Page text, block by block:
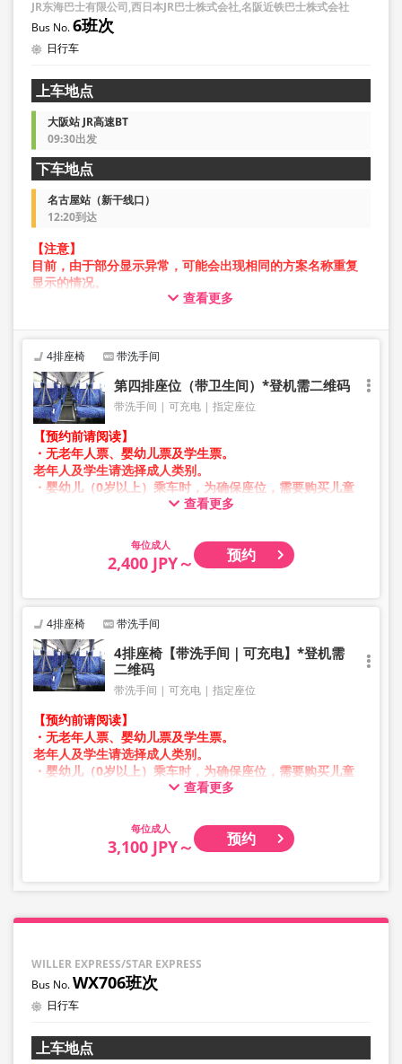
JR东海巴士有限公司,西日本JR巴士株式会社,名阪近铁巴士株式会社
6班次
日行车
上车地点
大阪站 JR高速BT
09:30出发
下车地点
名古屋站（新干线口）
12:20到达
【注意】
目前，由于部分显示异常，可能会出现相同的方案名称重复
显示的情况。
在此情况下，预约操作过程中可能会发生错误。
的方案进行预约。
查看更多
4排座椅 带洗手间
第四排座位（带卫生间）*登机需二维码
带洗手间 可充电 指定座位
【预约前请阅读】
・无老年人票、婴幼儿票及学生票。
老年人及学生请选择成人类别。
・婴幼儿（0岁以上）乘车时，为确保座位，需要购买儿童
・凌晨1点至5点期间因系统维护，无法进行预约。
・库存情况并非实时显示。
・价格会根据销售日期及班次随时变动。预约前请确认购买
时的销售价格。
・部分站点可能无法办理乘降服务。
查看更多
成人
2,400 JPY～ 预约
4排座椅 带洗手间
4排座椅【带洗手间｜可充电】*登机需
二维码
带洗手间 可充电 指定座位
【预约前请阅读】
・无老年人票、婴幼儿票及学生票。
老年人及学生请选择成人类别。
・婴幼儿（0岁以上）乘车时，为确保座位，需要购买儿童
・凌晨1点至5点期间因系统维护，无法进行预约。
・库存情况并非实时显示。
・部分站点可能无法办理乘降服务。
查看更多
成人
3,100 JPY～ 预约
WILLER EXPRESS/STAR EXPRESS
WX706班次
日行车
上车地点